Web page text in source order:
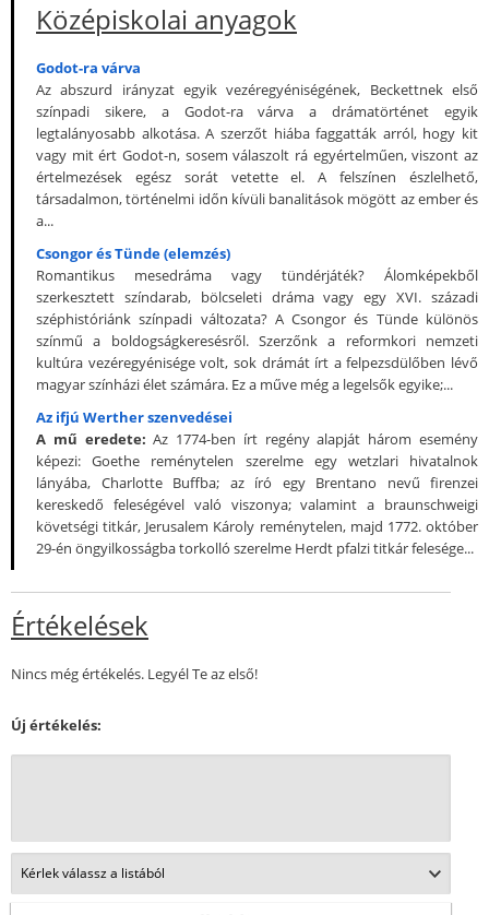
Középiskolai anyagok
Godot-ra várva
Az abszurd irányzat egyik vezéregyéniségének, Beckettnek első
színpadi sikere, a Godot-ra várva a drámatörténet egyik
legtalányosabb alkotása. A szerzőt hiába faggatták arról, hogy kit
vagy mit ért Godot-n, sosem válaszolt rá egyértelműen, viszont az
értelmezések egész sorát vetette el. A felszínen észlelhető,
társadalmon, történelmi időn kívüli banalitások mögött az ember és
a...
Csongor és Tünde (elemzés)
Romantikus mesedráma vagy tündérjáték? Álomképekből
szerkesztett színdarab, bölcseleti dráma vagy egy XVI. századi
széphistóriánk színpadi változata? A Csongor és Tünde különös
színmű a boldogságkeresésről. Szerzőnk a reformkori nemzeti
kultúra vezéregyénisége volt, sok drámát írt a felpezsdülőben lévő
magyar színházi élet számára. Ez a műve még a legelsők egyike;...
Az ifjú Werther szenvedései
A mű eredete: Az 1774-ben írt regény alapját három esemény
képezi: Goethe reménytelen szerelme egy wetzlari hivatalnok
lányába, Charlotte Buffba; az író egy Brentano nevű firenzei
kereskedő feleségével való viszonya; valamint a braunschweigi
követségi titkár, Jerusalem Károly reménytelen, majd 1772. október
29-én öngyilkosságba torkolló szerelme Herdt pfalzi titkár felesége...
Értékelések
Nincs még értékelés. Legyél Te az első!
Új értékelés: